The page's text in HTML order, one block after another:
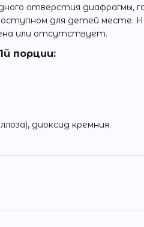
отверстия диафрагмы,
для детей месте.
или отсутствует.
порции:
диоксид кремния.